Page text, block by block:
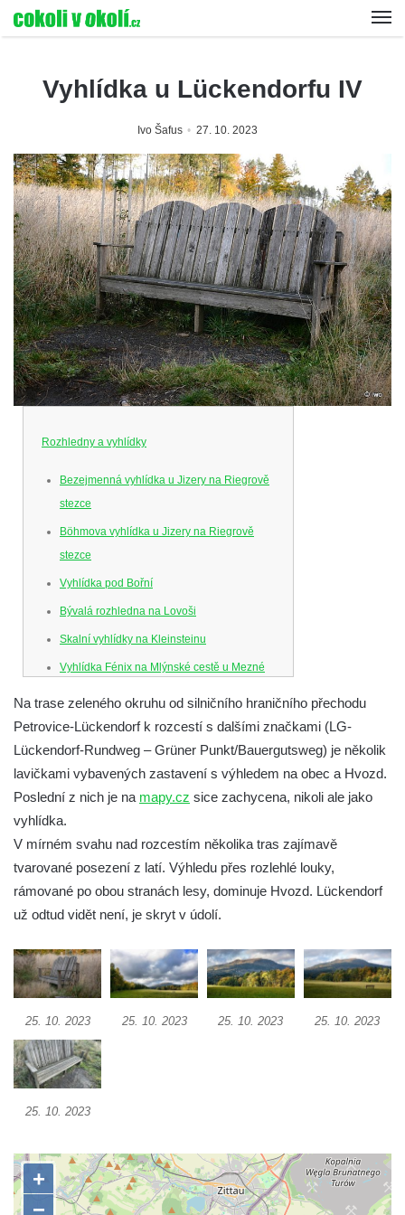
Vyhlídka u Lückendorfu IV
Ivo Šafus 27. 10. 2023
Rozhledny a vyhlídky
Bezejmenná vyhlídka u Jizery na Riegrově
stezce
Böhmova vyhlídka u Jizery na Riegrově
stezce
Vyhlídka pod Bořní
Bývalá rozhledna na Lovoši
Skalní vyhlídky na Kleinsteinu
Vyhlídka Fénix na Mlýnské cestě u Mezné
Vyhlídka u svatého Josefa v Zákupech
Ferdinandova vyhlídka u bývalého
čedičového lomu v Zákupech
Vyhlídka na konci Křížové cesty na
Křížovém vrchu ve Frýdlantu
Rozhledna Čáp v Adršpašsko-teplických
Vyhlídka pod Doubravskou horou v
Teplicích
Vyhlídka Kaltenbergblick pod Weifbergem
Vyhlídka na vrchu Waitzdorfer Höhe u
Goßdorfu
Rozhledna Maják u Strupčic
Vyhlídka na lom Vršany severně od
Na trase zeleného okruhu od silničního hraničního přechodu
Petrovice-Lückendorf k rozcestí s dalšími značkami (LG-
Lückendorf-Rundweg – Grüner Punkt/Bauergutsweg) je několik
lavičkami vybavených zastavení s výhledem na obec a Hvozd.
Poslední z nich je na mapy.cz sice zachycena, nikoli ale jako
vyhlídka.
V mírném svahu nad rozcestím několika tras zajímavě
tvarované posezení z latí. Výhledu přes rozlehlé louky,
rámované po obou stranách lesy, dominuje Hvozd. Lückendorf
už odtud vidět není, je skryt v údolí.
25. 10. 2023 25. 10. 2023 25. 10. 2023 25. 10. 2023
25. 10. 2023